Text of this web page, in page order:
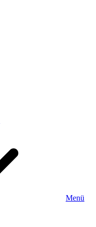
Menü